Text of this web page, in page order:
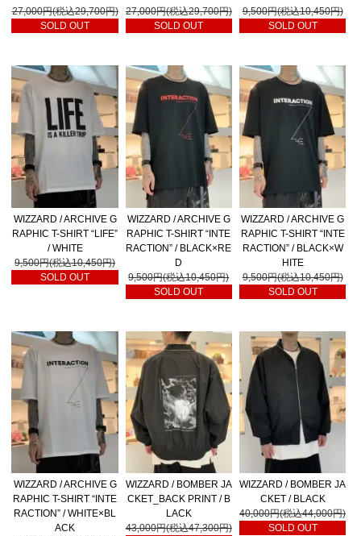
27,000円(税込29,700円)
SOLD OUT
27,000円(税込29,700円)
SOLD OUT
9,500円(税込10,450円)
SOLD OUT
WIZZARD / ARCHIVE G
RAPHIC T-SHIRT “LIFE”
/ WHITE
9,500円(税込10,450円)
SOLD OUT
WIZZARD / ARCHIVE G
RAPHIC T-SHIRT “INTE
RACTION” / BLACK×RE
D
9,500円(税込10,450円)
SOLD OUT
WIZZARD / ARCHIVE G
RAPHIC T-SHIRT “INTE
RACTION” / BLACK×W
HITE
9,500円(税込10,450円)
SOLD OUT
WIZZARD / ARCHIVE G
RAPHIC T-SHIRT “INTE
RACTION” / WHITE×BL
ACK
WIZZARD / BOMBER JA
CKET_BACK PRINT / B
LACK
43,000円(税込47,300円)
WIZZARD / BOMBER JA
CKET / BLACK
40,000円(税込44,000円)
SOLD OUT